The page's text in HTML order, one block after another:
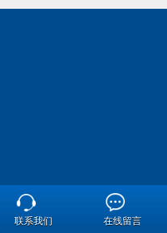
联系我们 在线留言